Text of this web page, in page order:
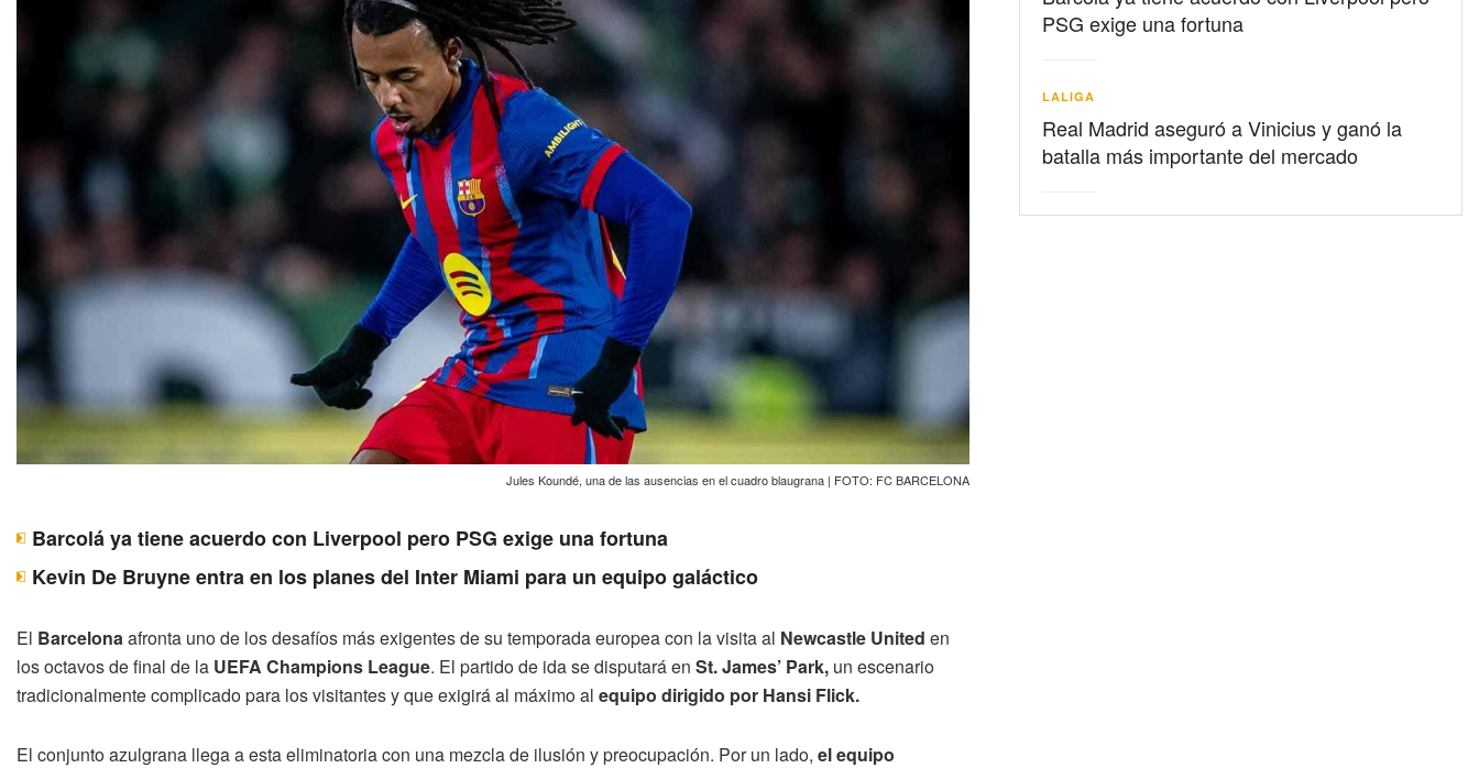
Jules Koundé, una de las ausencias en el cuadro blaugrana | FOTO: FC BARCELONA
Barcolá ya tiene acuerdo con Liverpool pero PSG exige una fortuna
Kevin De Bruyne entra en los planes del Inter Miami para un equipo galáctico
El Barcelonaafronta uno de los desafíos más exigentes de su temporada europea con la visita al Newcastle United en
los octavos de final de la UEFA Champions League. El partido de ida se disputará en St. James’ Park, un escenario
tradicionalmente complicado para los visitantes y que exigirá al máximo al equipo dirigido por Hansi Flick.
El conjunto azulgrana llega a esta eliminatoria con una mezcla de ilusión y preocupación. Por un lado, el equipo
PSG exige una fortuna
LALIGA
Real Madrid aseguró a Vinicius y ganó la
batalla más importante del mercado